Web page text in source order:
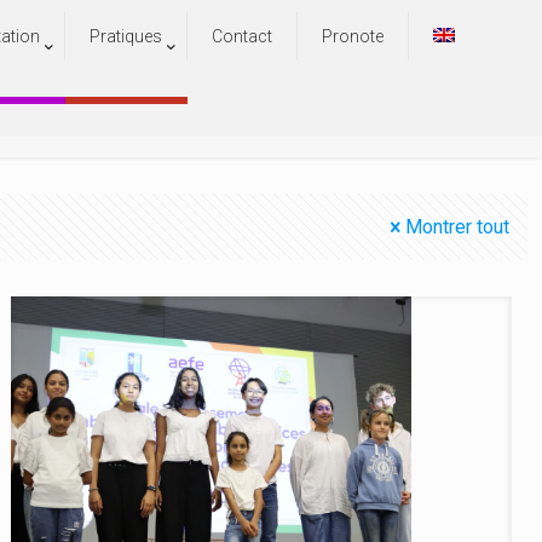
Pratiques Contact Pronote
Montrer tout